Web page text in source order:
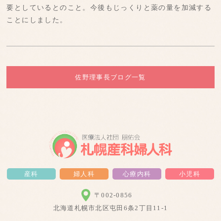
要としているとのこと。今後もじっくりと薬の量を加減する
ことにしました。
佐野理事長ブログ一覧
産科 婦人科 心療内科 小児科
〒002-0856
北海道札幌市北区屯田6条2丁目11-1